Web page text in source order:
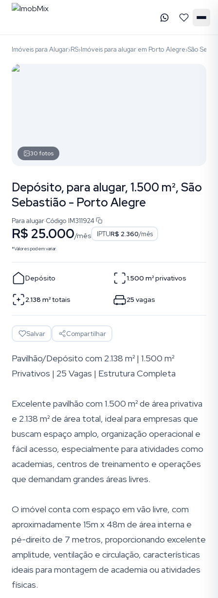
Imóveis para Alugar›RS›Imóveis para alugar em Porto Alegre›São
30fotos
Depósito, para alugar, 1.500 m², São
Sebastião - Porto Alegre
Para alugar·Código IM311924
R$ 25.000/mês IPTUR$ 2.360/mês
*Valores podem variar.
Depósito 1.500 m²privativos
2.138 m²totais 25 vagas
Salvar Compartilhar
Pavilhão/Depósito com 2.138 m² | 1.500 m²
Privativos | 25 Vagas | Estrutura Completa
Excelente pavilhão com 1.500 m² de área privativa
e 2.138 m² de área total, ideal para empresas que
buscam espaço amplo, organização operacional e
fácil acesso, especialmente para atividades como
academias, centros de treinamento e operações
que demandam grandes áreas livres.
O imóvel conta com espaço em vão livre, com
aproximadamente 15m x 48m de área interna e
pé-direito de 7 metros, proporcionando excelente
amplitude, ventilação e circulação, características
ideais para montagem de academia ou atividades
físicas.